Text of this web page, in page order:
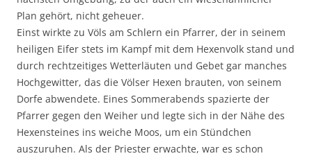
Plan gehört, nicht geheuer.
Einst wirkte zu Völs am Schlern ein Pfarrer, der in seinem
heiligen Eifer stets im Kampf mit dem Hexenvolk stand und
durch rechtzeitiges Wetterläuten und Gebet gar manches
Hochgewitter, das die Völser Hexen brauten, von seinem
Dorfe abwendete. Eines Sommerabends spazierte der
Pfarrer gegen den Weiher und legte sich in der Nähe des
Hexensteines ins weiche Moos, um ein Stündchen
auszuruhen. Als der Priester erwachte, war es schon